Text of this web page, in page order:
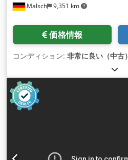
Malsch 9,351 km
価格情報
コンディション: 非常に良い（中古）